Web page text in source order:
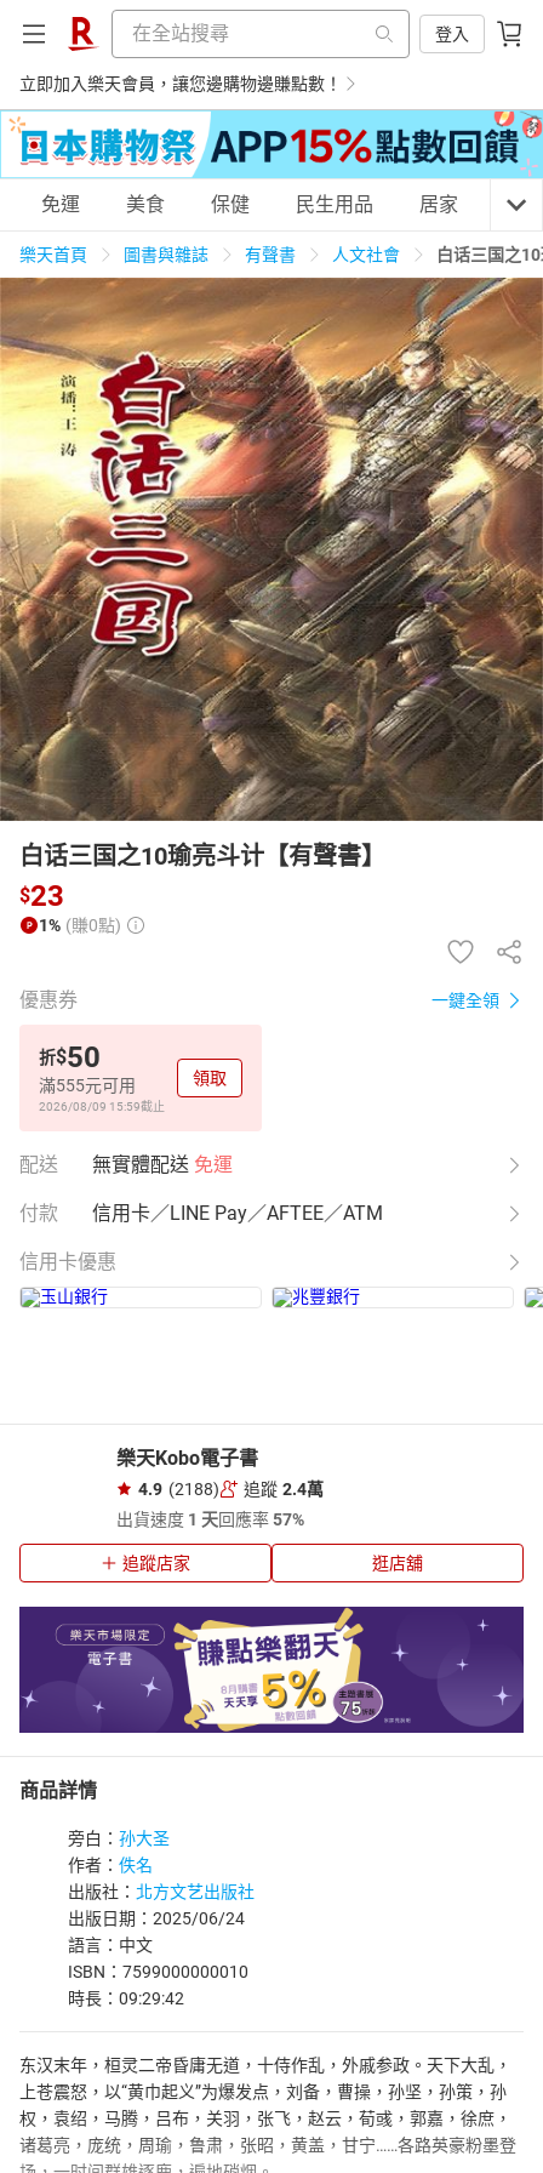
登入
立即加入樂天會員，讓您邊購物邊賺點數！
購物網分類
天天免運 美食蛋糕 養生保健 民生用品
居家生活 3C家電 運動休閒 親子玩具
女裝 男裝 化妝保養 情趣用品
日本購物 電子/紙本書
HOT
免運 美食 保健 民生用品 居家 3C
樂天首頁 圖書與雜誌 有聲書 人文社會 白话三国之
白话三国之10瑜亮斗计【有聲書】
$23
1% (賺0點)
優惠券 一鍵全領
折$50
滿555元可用
2026/08/09 15:59截止
領取
配送 無實體配送 免運
付款 信用卡／LINE Pay／AFTEE／ATM
信用卡優惠
樂天Kobo電子書
4.9 (2188) 追蹤 2.4萬
出貨速度 1 天回應率57%
追蹤店家 逛店舖
商品詳情
旁白： 孙大圣
作者： 佚名
出版社： 北方文艺出版社
出版日期：2025/06/24
語言：中文
ISBN：7599000000010
時長：09:29:42
东汉末年，桓灵二帝昏庸无道，十侍作乱，外戚参政。天下大乱，
上苍震怒，以“黄巾起义”为爆发点，刘备，曹操，孙坚，孙策，孙
权，袁绍，马腾，吕布，关羽，张飞，赵云，荀彧，郭嘉，徐庶，
诸葛亮，庞统，周瑜，鲁肃，张昭，黄盖，甘宁……各路英豪粉墨登